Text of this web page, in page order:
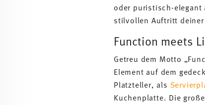
oder puristisch-elegant
stilvollen Auftritt deiner
Function meets
Getreu dem Motto
Element auf dem
Platzteller, als
Kuchenplatte. Die